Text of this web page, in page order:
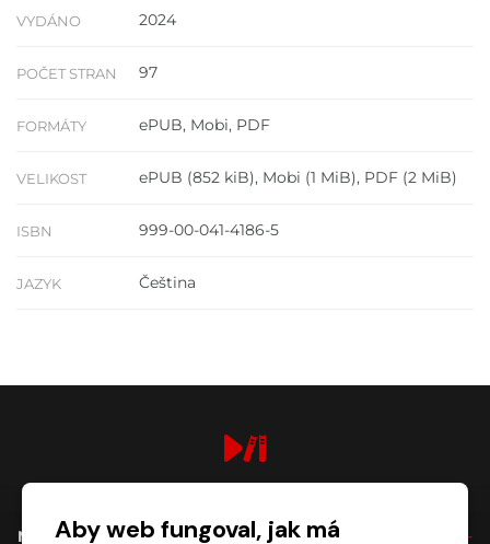
VYDÁNO 2024
POČET STRAN 97
FORMÁTY ePUB, Mobi, PDF
VELIKOST ePUB (852 kiB), Mobi (1 MiB), PDF (2 MiB)
ISBN 999-00-041-4186-5
JAZYK Čeština
NÁKUPAby web fungoval, jak má